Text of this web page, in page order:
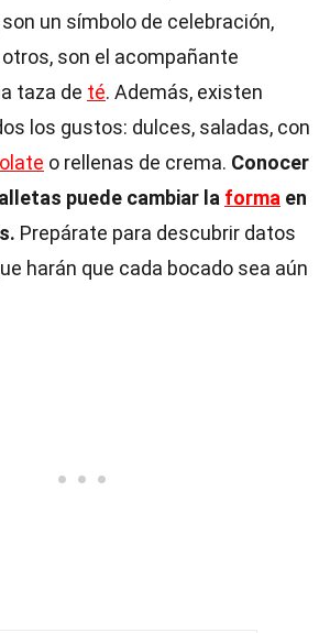
un símbolo de celebración,
son el acompañante
taza de té. Además, existen
los gustos: dulces, saladas, con
o rellenas de crema. Conocer
puede cambiar la forma en
Prepárate para descubrir datos
harán que cada bocado sea aún